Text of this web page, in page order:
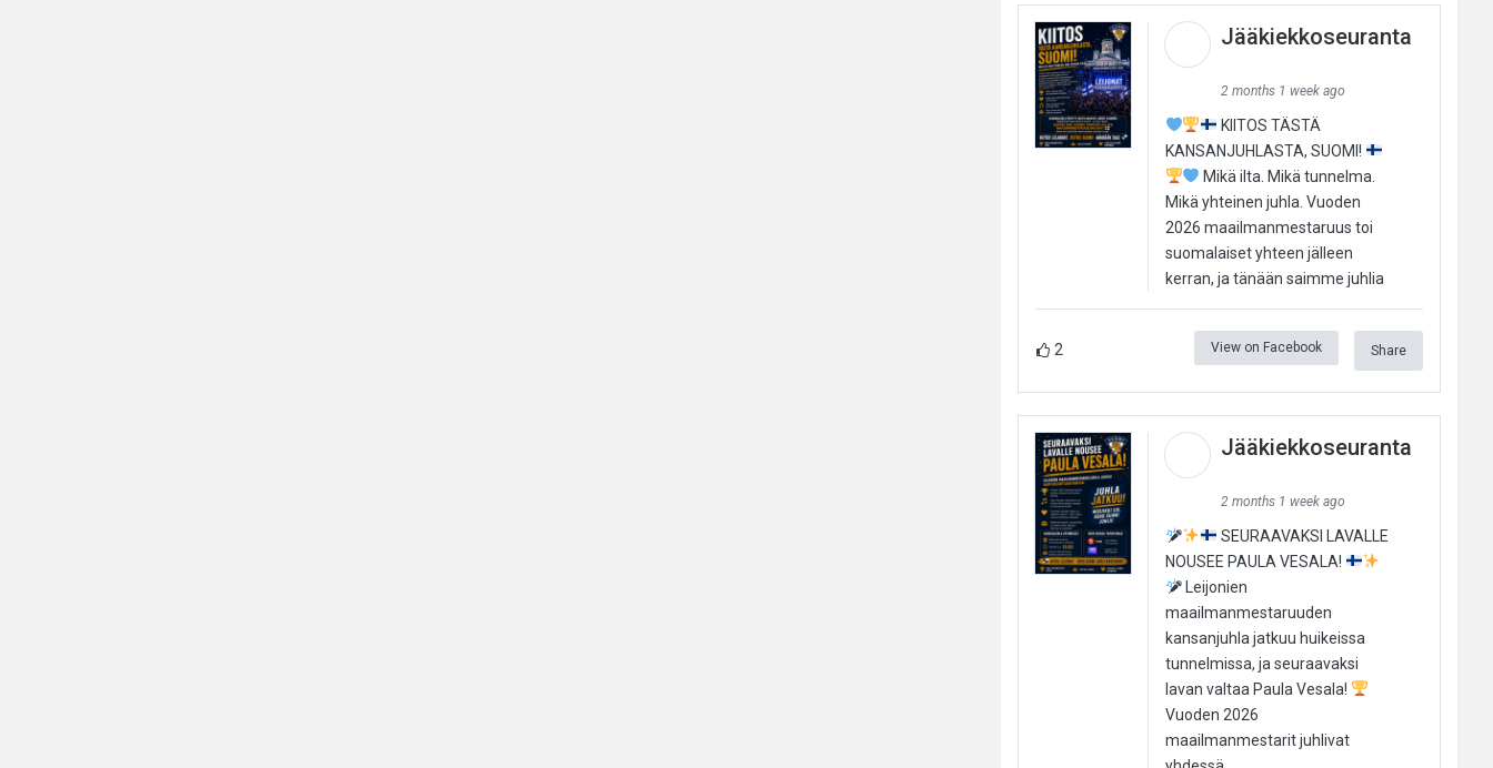
Jääkiekkoseuranta
2 months 1 week ago
KIITOS TÄSTÄ
KANSANJUHLASTA, SUOMI!
Mikä ilta. Mikä tunnelma.
Mikä yhteinen juhla. Vuoden
2026 maailmanmestaruus toi
suomalaiset yhteen jälleen
kerran, ja tänään saimme juhlia
2 View on Facebook Share
Jääkiekkoseuranta
2 months 1 week ago
SEURAAVAKSI LAVALLE
NOUSEE PAULA VESALA!
Leijonien
maailmanmestaruuden
kansanjuhla jatkuu huikeissa
tunnelmissa, ja seuraavaksi
lavan valtaa Paula Vesala!
Vuoden 2026
maailmanmestarit juhlivat